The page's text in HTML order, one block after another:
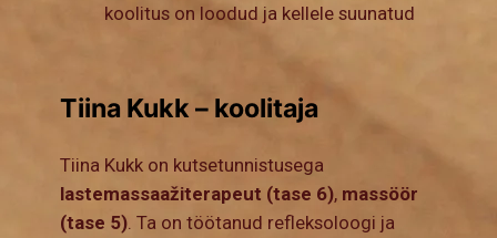
koolitus on loodud ja kellele suunatud
Tiina Kukk – koolitaja
Tiina Kukk on kutsetunnistusega
lastemassaažiterapeut (tase 6), massöör
(tase 5). Ta on töötanud refleksoloogi ja